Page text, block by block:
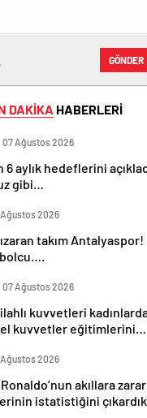
GÖNDER
DAKİKA HABERLERİ
07 Ağustos 2026
aylık hedeflerini
gibi…
2026
takım Antalyaspor!
07 Ağustos 2026
kuvvetleri
kuvvetler eğitimlerini
2026
akıllara zarar
istatistiğini